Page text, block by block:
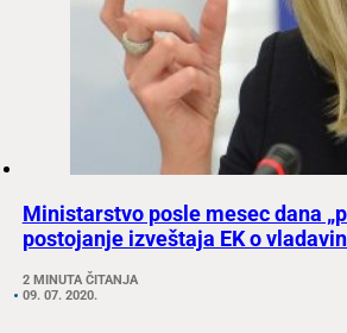
Ministarstvo posle mesec dana
postojanje izveštaja EK o
2 MINUTA ČITANJA
09. 07. 2020.